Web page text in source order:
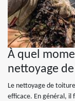
À quel
nettoyage
Le nettoyage de
efficace. En général, il